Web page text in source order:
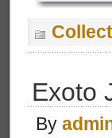
Exoto
By